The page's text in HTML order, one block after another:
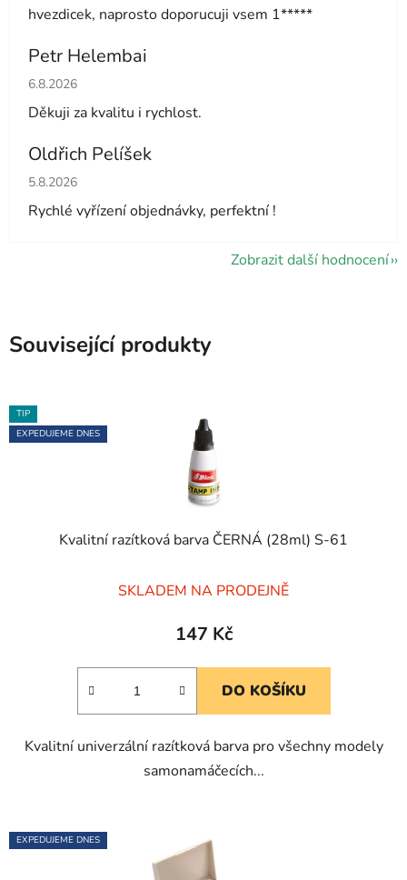
hvezdicek, naprosto doporucuji vsem 1*****
Petr Helembai
Hodnocení obchodu je 5 z 5 hvězdiček.
6.8.2026
Děkuji za kvalitu i rychlost.
Oldřich Pelíšek
Hodnocení obchodu je 5 z 5 hvězdiček.
5.8.2026
Rychlé vyřízení objednávky, perfektní !
Zobrazit další hodnocení
Související produkty
TIP
EXPEDUJEME DNES
Kvalitní razítková barva ČERNÁ (28ml) S-61
hodnocení
produktu
5,0
hvězdiček.
SKLADEM NA PRODEJNĚ
147 Kč
DO KOŠÍKU
Kvalitní univerzální razítková barva pro všechny modely
samonamáčecích...
EXPEDUJEME DNES